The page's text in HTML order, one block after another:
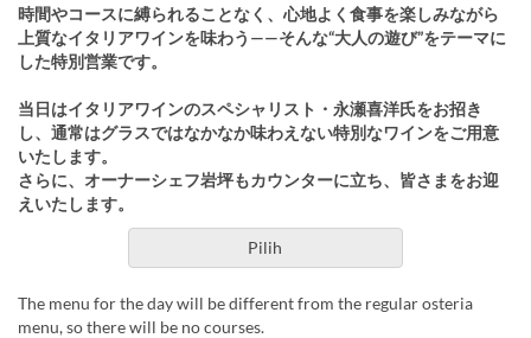
時間やコースに縛られることなく、心地よく食事を楽しみながら
上質なイタリアワインを味わう——そんな“大人の遊び”をテーマに
した特別営業です。
当日はイタリアワインのスペシャリスト・永瀬喜洋氏をお招き
し、通常はグラスではなかなか味わえない特別なワインをご用意
いたします。
さらに、オーナーシェフ岩坪もカウンターに立ち、皆さまをお迎
えいたします。
Pilih
The menu for the day will be different from the regular osteria
menu, so there will be no courses.